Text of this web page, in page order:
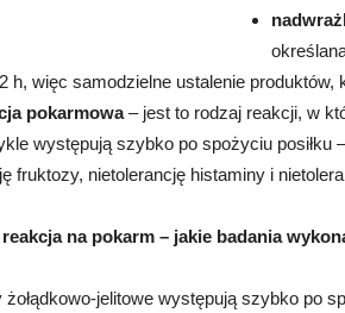
h, więc samodzielne ustalenie
pokarmowa– jest to rodzaj reakcji, w
występują szybko po spożyciu posiłku
fruktozy, nietolerancję histaminy i
na pokarm – jakie badania
jelitowe występują szybko po